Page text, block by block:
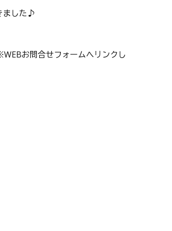
ました♪
お問合せフォームへリンクし